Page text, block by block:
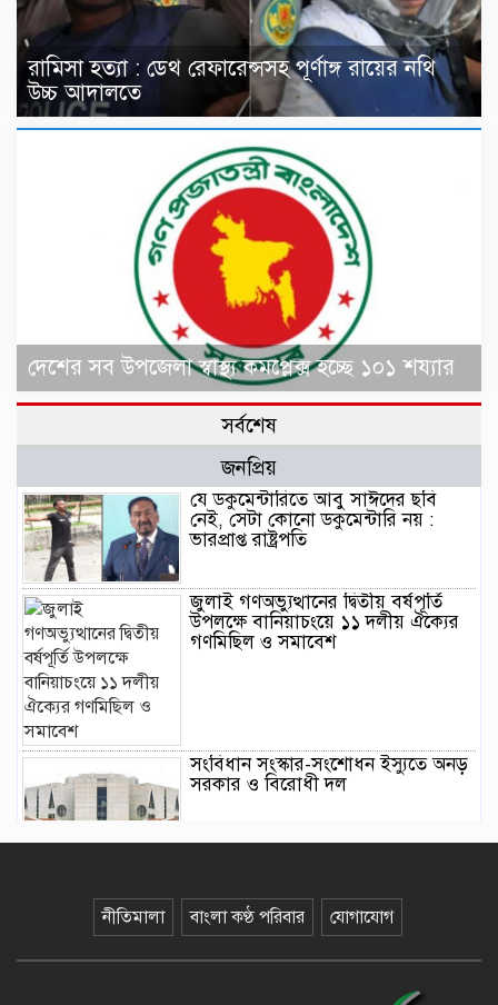
রামিসা হত্যা : ডেথ রেফারেন্সসহ পূর্ণাঙ্গ রায়ের নথি
উচ্চ আদালতে
দেশের সব উপজেলা স্বাস্থ্য কমপ্লেক্স হচ্ছে ১০১ শয্যার
সর্বশেষ
জনপ্রিয়
যে ডকুমেন্টারিতে আবু সাঈদের ছবি
নেই, সেটা কোনো ডকুমেন্টারি নয় :
ভারপ্রাপ্ত রাষ্ট্রপতি
জুলাই গণঅভ্যুত্থানের দ্বিতীয় বর্ষপূর্তি
উপলক্ষে বানিয়াচংয়ে ১১ দলীয় ঐক্যের
গণমিছিল ও সমাবেশ
সংবিধান সংস্কার-সংশোধন ইস্যুতে অনড়
সরকার ও বিরোধী দল
১২ কেজি এলপিজি সিলিন্ডারে দাম কমল
নীতিমালা বাংলা কণ্ঠ পরিবার যোগাযোগ